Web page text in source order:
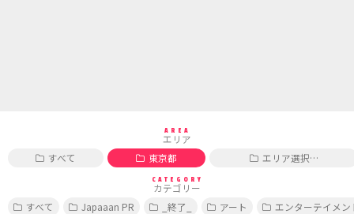
AREA
エリア
すべて
東京都 エリア選択…
CATEGORY
カテゴリー
すべて
Japaaan PR _終了_ アート エンターテイメン